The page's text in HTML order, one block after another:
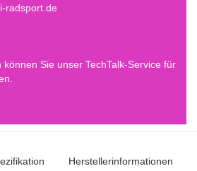
radsport.de
Sie unser TechTalk-Service für
Herstellerinformationen